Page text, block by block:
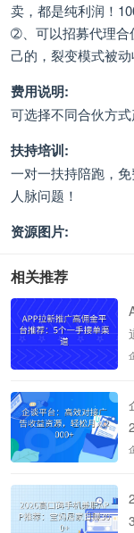
卖，都是纯利润！
➁、可以招募代理合
己的，裂变模式被
费用说明:
可选择不同合伙方
扶持培训:
一对一扶持陪跑，
人脉问题！
资源图片:
相关推荐